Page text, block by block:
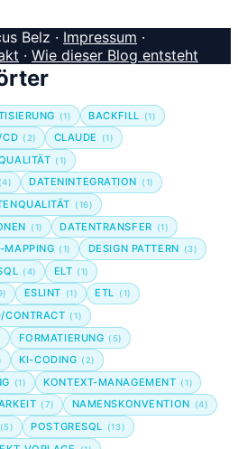
Belz · Impressum ·
· Wie dieser Blog entsteht
(1) BACKFILL (1)
(2) CLAUDE (1)
(1)
(4) DATENINTEGRATION (1)
(16)
(1) DATENTRANSFER (1)
MAPPING (1) DESIGN PATTERN (3)
(4) ELT (1)
ESLINT (1) ETL (1)
CONTRACT (1)
FORMATIERUNG (5)
KI-CODING (2)
(1) KONTEXT-MANAGEMENT (1)
(7) NAMENSKONVENTION (4)
(5) POSTGRESQL (13)